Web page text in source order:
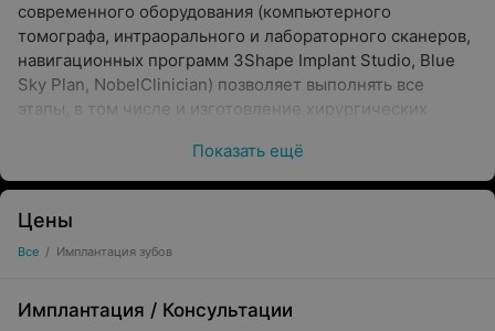
современного оборудования (компьютерного
томографа, интраорального и лабораторного сканеров,
навигационных программ 3Shape Implant Studio, Blue
Sky Plan, NobelClinician) позволяет выполнять все
этапы, в том числе и изготовление хирургических
выполняются по методикам немедленной
имплантации и немедленного протезирования на
Показать ещё
Цены
Все / Имплантация зубов
Имплантация / Консультации